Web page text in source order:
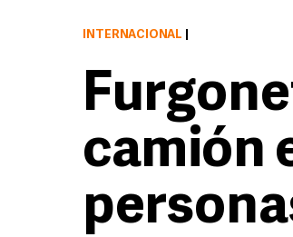
INTERNACIONAL
camión